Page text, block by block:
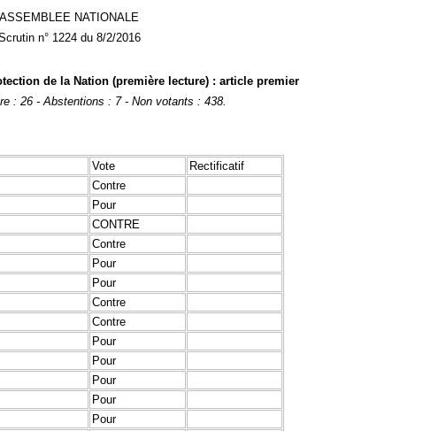
ASSEMBLEE NATIONALE
n° 1224 du 8/2/2016
de la Nation (première lecture) : article premier
: 26 - Abstentions : 7 - Non votants : 438.
Vote
Rectificatif
Contre
Pour
CONTRE
Contre
Pour
Pour
Contre
Contre
Pour
Pour
Pour
Pour
Pour